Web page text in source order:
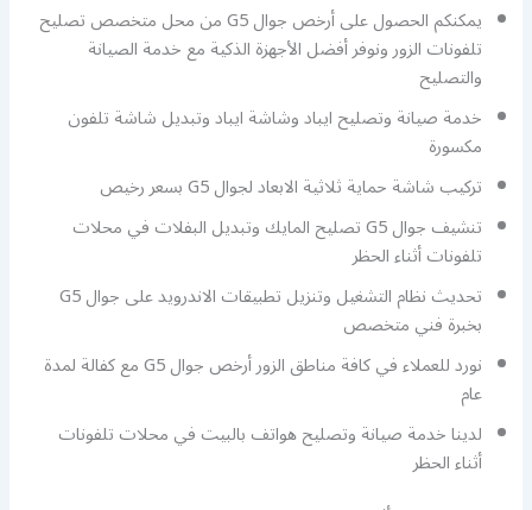
يمكنكم الحصول على أرخص جوال G5 من محل متخصص تصليح
تلفونات الزور ونوفر أفضل الأجهزة الذكية مع خدمة الصيانة
والتصليح
خدمة صيانة وتصليح ايباد وشاشة ايباد وتبديل شاشة تلفون
مكسورة
تركيب شاشة حماية ثلاثية الابعاد لجوال G5 بسعر رخيص
تنشيف جوال G5 تصليح المايك وتبديل البفلات في محلات
تلفونات أثناء الحظر
تحديث نظام التشغيل وتنزيل تطبيقات الاندرويد على جوال G5
بخبرة فني متخصص
نورد للعملاء في كافة مناطق الزور أرخص جوال G5 مع كفالة لمدة
عام
لدينا خدمة صيانة وتصليح هواتف بالبيت في محلات تلفونات
أثناء الحظر